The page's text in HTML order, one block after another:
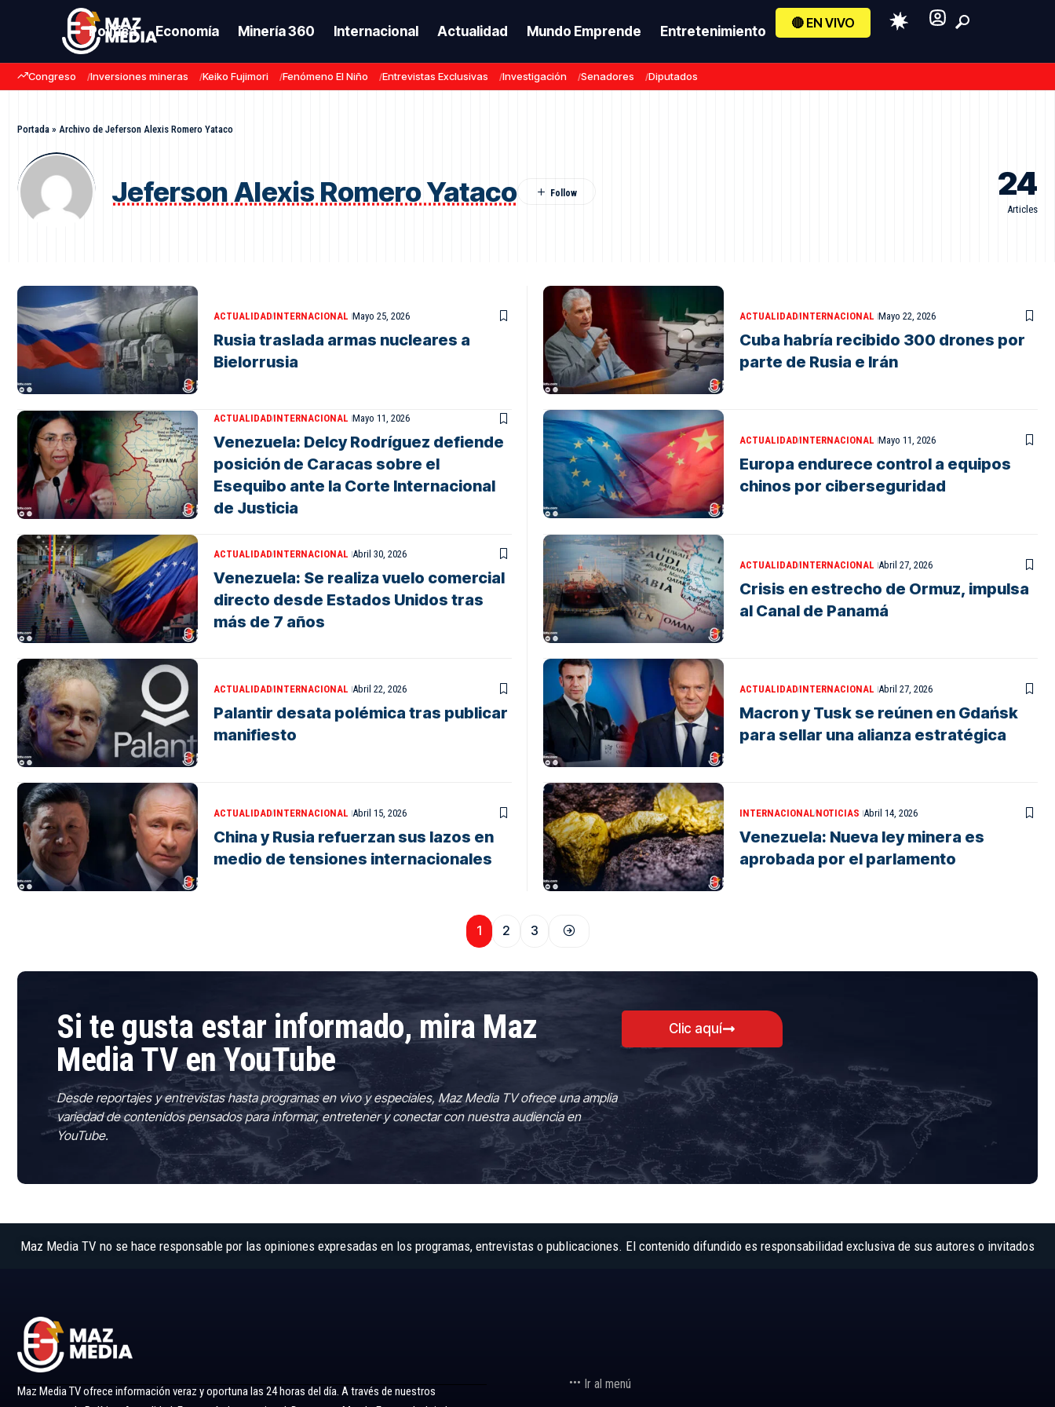
Política Economía Minería 360 Internacional Actualidad Mundo Emprende Entretenimiento
🔴 EN VIVO
Congreso Inversiones mineras Keiko Fujimori Fenómeno El Niño Entrevistas Exclusivas Investigación Senadores Diputados
Portada » Archivo de Jeferson Alexis Romero Yataco
Jeferson Alexis Romero Yataco 24
Articles
ACTUALIDADINTERNACIONAL Mayo 25, 2026
Rusia traslada armas nucleares a
Bielorrusia
ACTUALIDADINTERNACIONAL Mayo 22, 2026
Cuba habría recibido 300 drones por
parte de Rusia e Irán
ACTUALIDADINTERNACIONAL Mayo 11, 2026
Venezuela: Delcy Rodríguez defiende
posición de Caracas sobre el
Esequibo ante la Corte Internacional
de Justicia
ACTUALIDADINTERNACIONAL Mayo 11, 2026
Europa endurece control a equipos
chinos por ciberseguridad
ACTUALIDADINTERNACIONAL Abril 30, 2026
Venezuela: Se realiza vuelo comercial
directo desde Estados Unidos tras
más de 7 años
ACTUALIDADINTERNACIONAL Abril 27, 2026
Crisis en estrecho de Ormuz, impulsa
al Canal de Panamá
ACTUALIDADINTERNACIONAL Abril 22, 2026
Palantir desata polémica tras publicar
manifiesto
ACTUALIDADINTERNACIONAL Abril 27, 2026
Macron y Tusk se reúnen en Gdańsk
para sellar una alianza estratégica
ACTUALIDADINTERNACIONAL Abril 15, 2026
China y Rusia refuerzan sus lazos en
medio de tensiones internacionales
INTERNACIONALNOTICIAS Abril 14, 2026
Venezuela: Nueva ley minera es
aprobada por el parlamento
1 2 3
Si te gusta estar informado, mira Maz
Media TV en YouTube
Desde reportajes y entrevistas hasta programas en vivo y especiales, Maz Media TV ofrece una amplia
variedad de contenidos pensados para informar, entretener y conectar con nuestra audiencia en
YouTube.
Clic aquí
Maz Media TV no se hace responsable por las opiniones expresadas en los programas, entrevistas o publicaciones. El contenido difundido es responsabilidad exclusiva de sus autores o invitados
Maz Media TV ofrece información veraz y oportuna las 24 horas del día. A través de nuestros
Ir al menú